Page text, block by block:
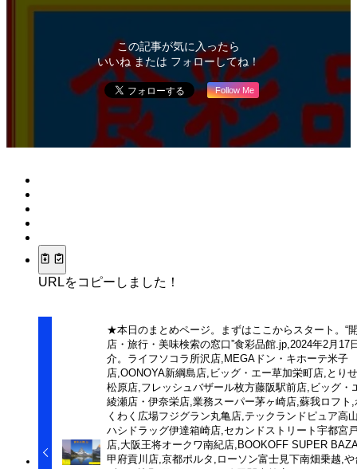
この記事が気に入ったら
いいね または フォローしてね！
Follow Me
URLをコピーしました！
★本日のまとめページ。まずはここからスタート。“
店・旅行・美味検索の窓口”食彩品館.jp,2024年2月17
介。ライフソコラ所沢店,MEGAドン・キホーテ米子
店,OONOYA新綱島店,ビッグ・エー草加栄町店,とり
松原店,フレッシュバザール枚方藤阪駅前店,ビッグ・
綾瀬店・伊奈栄店,業務スーパー茅ヶ崎店,蘇我ロフト,
くわく広場フジグラン丸亀店,テックランドピュア高
ハシドラッグ伊達箱崎店,セカンドストリート宇都宮
店,大阪王将オークワ南紀店,BOOKOFF SUPER
甲府貢川店,京都ポルタ,ローソン富士見下南畑乗越,や